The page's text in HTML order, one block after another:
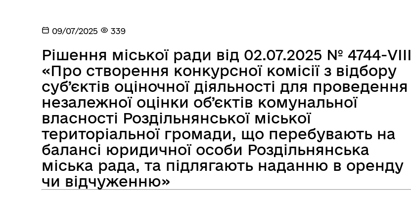
Засідання виконавчого
комітету
09/07/2025 339
Рішення міської ради від 02.07.2025 № 4744-VIIІ
«Про створення конкурсної комісії з відбору
суб’єктів оціночної діяльності для проведення
незалежної оцінки об’єктів комунальної
власності Роздільнянської міської
територіальної громади, що перебувають на
балансі юридичної особи Роздільнянська
міська рада, та підлягають наданню в оренду
чи відчуженню»